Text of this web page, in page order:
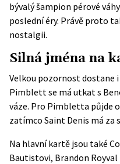
bývalý šampion pérové
poslední éry. Právě proto
nostalgii.
Silná jména na
Velkou pozornost dostane i
Pimblett se má utkat s
váze. Pro Pimbletta půjde
zatímco Saint Denis má za
Na hlavní kartě jsou také
Bautistovi, Brandon Royval